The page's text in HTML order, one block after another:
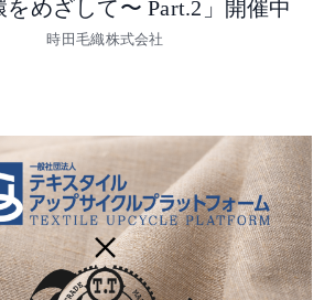
をめざして〜 Part.2」開催中
時田毛織株式会社